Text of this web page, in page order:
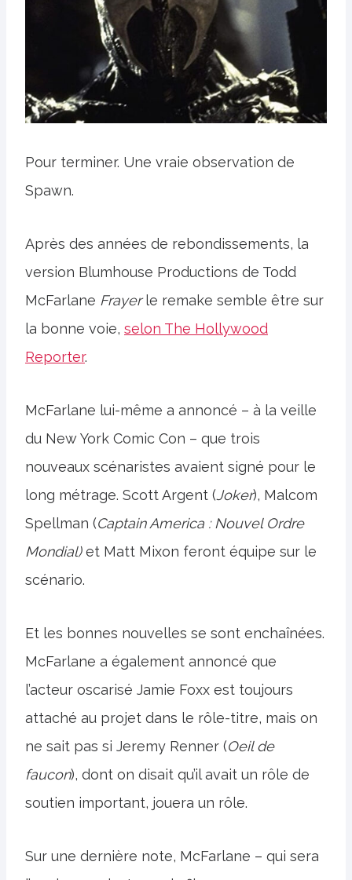
Pour terminer. Une vraie observation de
Spawn.
Après des années de rebondissements, la
version Blumhouse Productions de Todd
McFarlane Frayerle remake semble être sur
la bonne voie, selon The Hollywood
Reporter.
McFarlane lui-même a annoncé – à la veille
du New York Comic Con – que trois
nouveaux scénaristes avaient signé pour le
long métrage. Scott Argent (Joker), Malcom
Spellman (Captain America : Nouvel Ordre
Mondial)et Matt Mixon feront équipe sur le
scénario.
Et les bonnes nouvelles se sont enchaînées.
McFarlane a également annoncé que
l’acteur oscarisé Jamie Foxx est toujours
attaché au projet dans le rôle-titre, mais on
ne sait pas si Jeremy Renner (Oeil de
faucon), dont on disait qu’il avait un rôle de
soutien important, jouera un rôle.
Sur une dernière note, McFarlane – qui sera